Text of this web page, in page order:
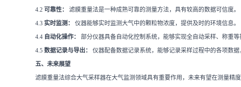
4.2 可靠性：
滤膜重量法是一种成熟可靠的测量方法，具有较高的数据可信度。
4.3 实时监测：
仪器能够实时监测大气中的颗粒物浓度，提供及时的环境信息。
4.4 自动化操作：
部分仪器具备自动化控制系统，能够实现全自动采样、称重等
4.5 数据记录与导出：
仪器配备数据记录系统，能够记录采样过程中的各项数据
五、未来展望
滤膜重量法综合大气采样器在大气监测领域具有重要作用，未来有望在测量精